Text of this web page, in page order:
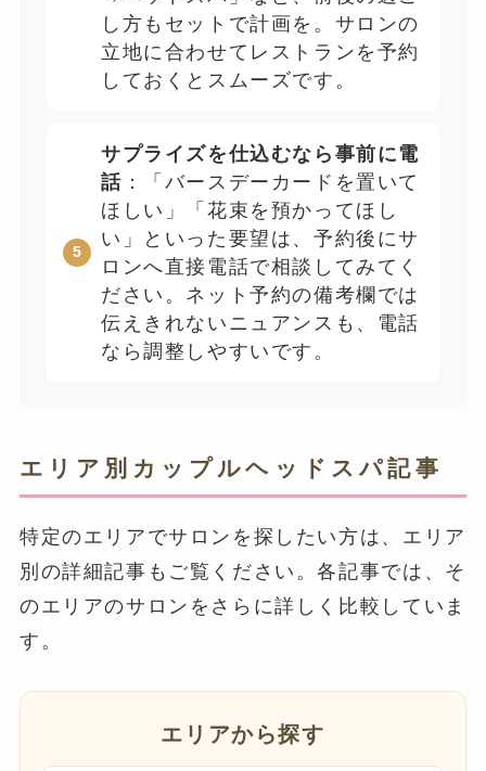
し方もセットで計画を。サロンの
立地に合わせてレストランを予約
しておくとスムーズです。
サプライズを仕込むなら事前に電
話 ：「バースデーカードを置いて
ほしい」「花束を預かってほし
い」といった要望は、予約後にサ
ロンへ直接電話で相談してみてく
ださい。ネット予約の備考欄では
伝えきれないニュアンスも、電話
なら調整しやすいです。
エリア別カップルヘッドスパ記事
特定のエリアでサロンを探したい方は、エリア
別の詳細記事もご覧ください。各記事では、そ
のエリアのサロンをさらに詳しく比較していま
す。
エリアから探す